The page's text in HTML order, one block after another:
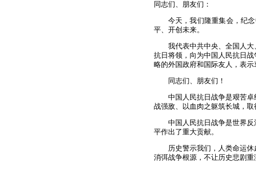
同志们、朋友们：
今天，我们隆重集会，纪
平、开创未来。
我代表中共中央、全国人
抗日将领，向为中国人民抗日
略的外国政府和国际友人，表
同志们、朋友们！
中国人民抗日战争是艰苦
战强敌、以血肉之躯筑长城，取
中国人民抗日战争是世界
平作出了重大贡献。
历史警示我们，人类命运
消弭战争根源，不让历史悲剧重